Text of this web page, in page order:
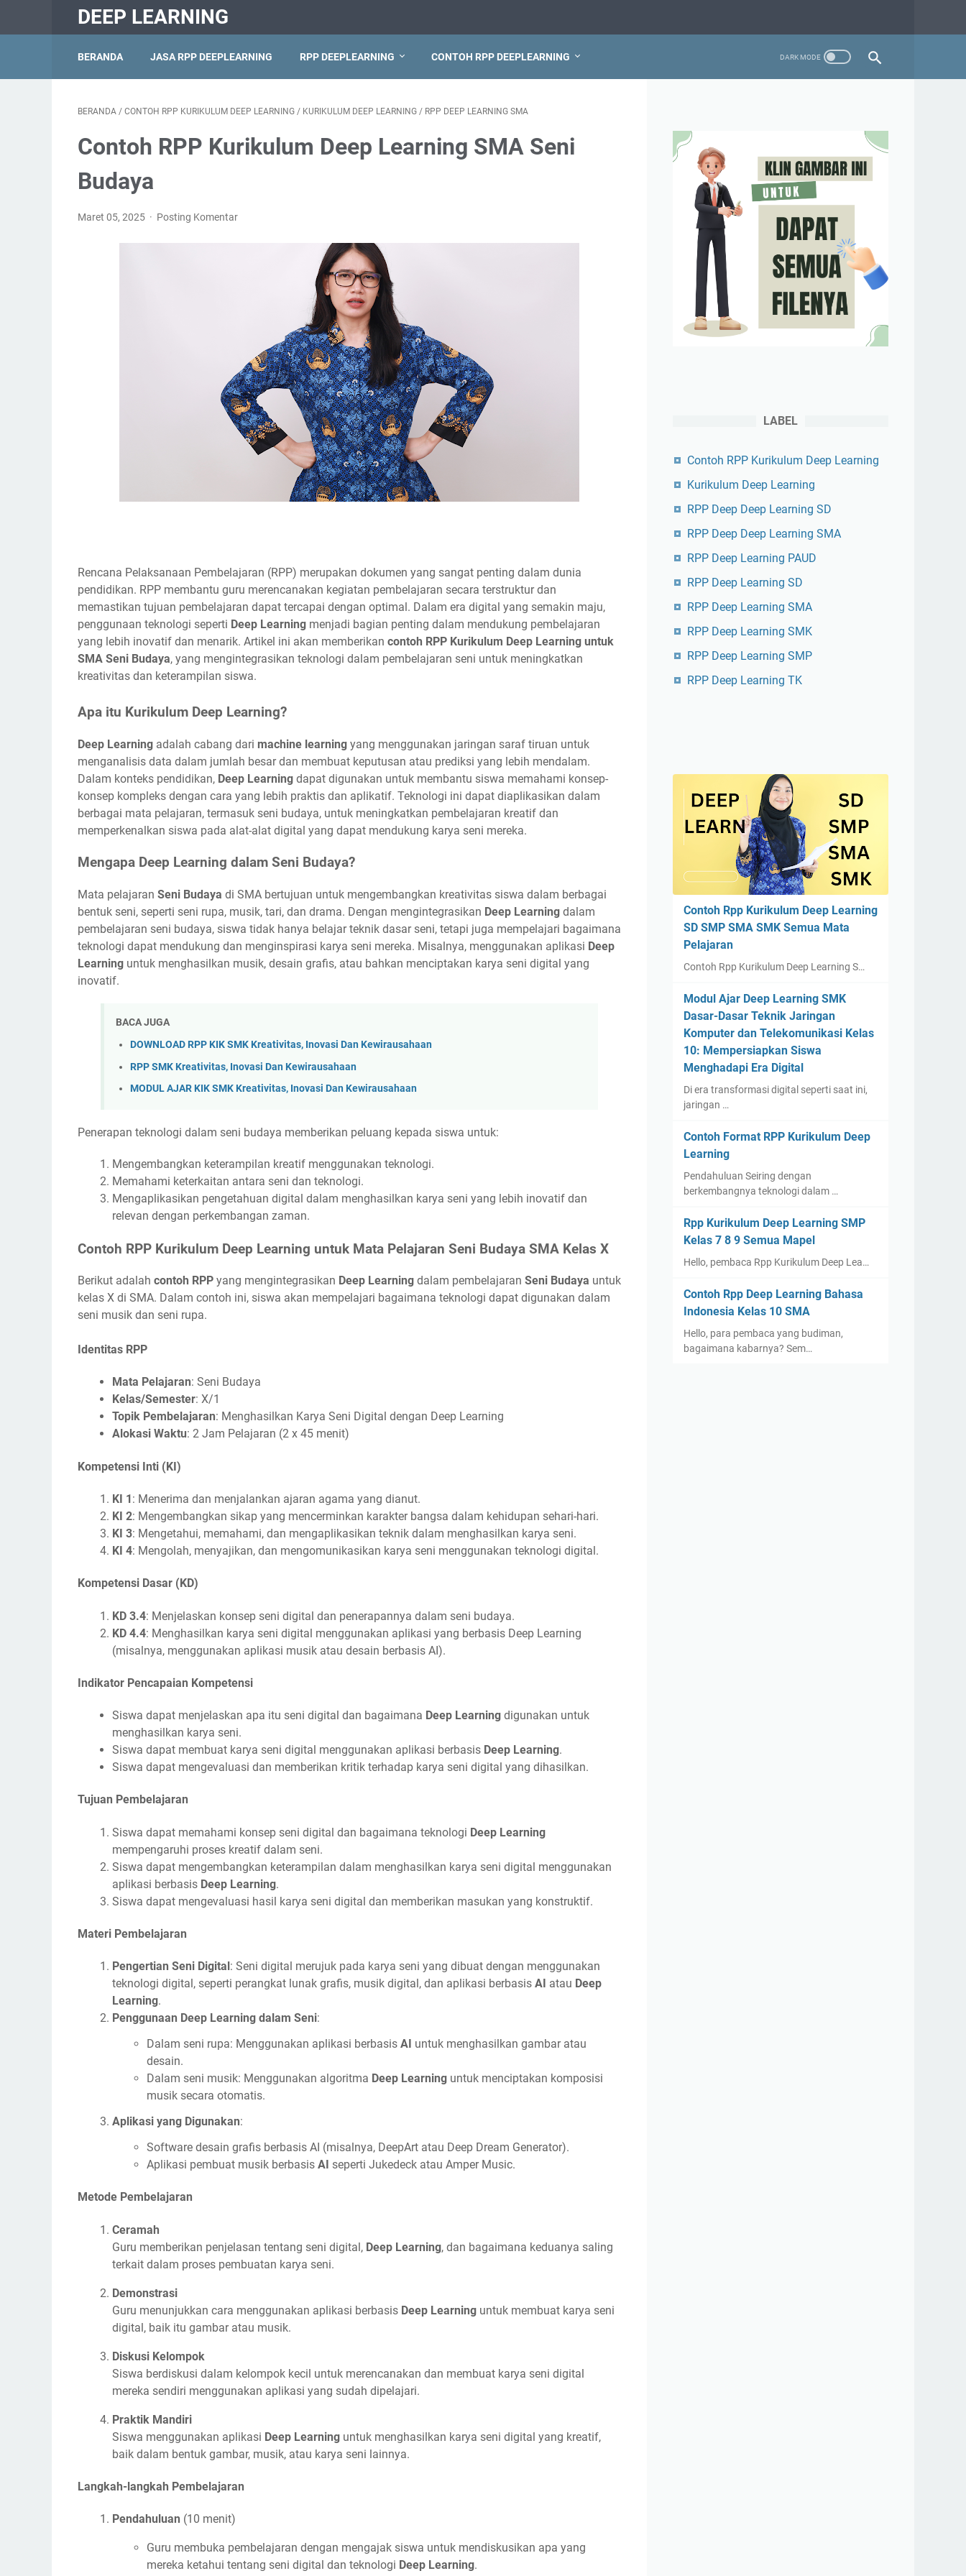
DEEP LEARNING
BERANDA JASA RPP DEEPLEARNING RPP DEEPLEARNING CONTOH RPP DEEPLEARNING
BERANDA / CONTOH RPP KURIKULUM DEEP LEARNING / KURIKULUM DEEP LEARNING / RPP DEEP LEARNING SMA
Contoh RPP Kurikulum Deep Learning SMA Seni
Budaya
Maret 05, 2025 Posting Komentar
Rencana Pelaksanaan Pembelajaran (RPP) merupakan dokumen yang sangat penting dalam dunia
pendidikan. RPP membantu guru merencanakan kegiatan pembelajaran secara terstruktur dan
memastikan tujuan pembelajaran dapat tercapai dengan optimal. Dalam era digital yang semakin maju,
penggunaan teknologi seperti Deep Learning menjadi bagian penting dalam mendukung pembelajaran
yang lebih inovatif dan menarik. Artikel ini akan memberikan contoh RPP Kurikulum Deep Learning untuk
SMA Seni Budaya, yang mengintegrasikan teknologi dalam pembelajaran seni untuk meningkatkan
kreativitas dan keterampilan siswa.
Apa itu Kurikulum Deep Learning?
Deep Learning adalah cabang dari machine learning yang menggunakan jaringan saraf tiruan untuk
menganalisis data dalam jumlah besar dan membuat keputusan atau prediksi yang lebih mendalam.
Dalam konteks pendidikan, Deep Learning dapat digunakan untuk membantu siswa memahami konsep-
konsep kompleks dengan cara yang lebih praktis dan aplikatif. Teknologi ini dapat diaplikasikan dalam
berbagai mata pelajaran, termasuk seni budaya, untuk meningkatkan pembelajaran kreatif dan
memperkenalkan siswa pada alat-alat digital yang dapat mendukung karya seni mereka.
Mengapa Deep Learning dalam Seni Budaya?
Mata pelajaran Seni Budaya di SMA bertujuan untuk mengembangkan kreativitas siswa dalam berbagai
bentuk seni, seperti seni rupa, musik, tari, dan drama. Dengan mengintegrasikan Deep Learning dalam
pembelajaran seni budaya, siswa tidak hanya belajar teknik dasar seni, tetapi juga mempelajari bagaimana
teknologi dapat mendukung dan menginspirasi karya seni mereka. Misalnya, menggunakan aplikasi Deep
Learning untuk menghasilkan musik, desain grafis, atau bahkan menciptakan karya seni digital yang
inovatif.
BACA JUGA
DOWNLOAD RPP KIK SMK Kreativitas, Inovasi Dan Kewirausahaan
RPP SMK Kreativitas, Inovasi Dan Kewirausahaan
MODUL AJAR KIK SMK Kreativitas, Inovasi Dan Kewirausahaan
Penerapan teknologi dalam seni budaya memberikan peluang kepada siswa untuk:
Mengembangkan keterampilan kreatif menggunakan teknologi.
Memahami keterkaitan antara seni dan teknologi.
Mengaplikasikan pengetahuan digital dalam menghasilkan karya seni yang lebih inovatif dan
relevan dengan perkembangan zaman.
Contoh RPP Kurikulum Deep Learning untuk Mata Pelajaran Seni Budaya SMA Kelas X
Berikut adalah contoh RPP yang mengintegrasikan Deep Learning dalam pembelajaran Seni Budaya untuk
kelas X di SMA. Dalam contoh ini, siswa akan mempelajari bagaimana teknologi dapat digunakan dalam
seni musik dan seni rupa.
Identitas RPP
Mata Pelajaran: Seni Budaya
Kelas/Semester: X/1
Topik Pembelajaran: Menghasilkan Karya Seni Digital dengan Deep Learning
Alokasi Waktu: 2 Jam Pelajaran (2 x 45 menit)
Kompetensi Inti (KI)
KI 1: Menerima dan menjalankan ajaran agama yang dianut.
KI 2: Mengembangkan sikap yang mencerminkan karakter bangsa dalam kehidupan sehari-hari.
KI 3: Mengetahui, memahami, dan mengaplikasikan teknik dalam menghasilkan karya seni.
KI 4: Mengolah, menyajikan, dan mengomunikasikan karya seni menggunakan teknologi digital.
Kompetensi Dasar (KD)
KD 3.4: Menjelaskan konsep seni digital dan penerapannya dalam seni budaya.
KD 4.4: Menghasilkan karya seni digital menggunakan aplikasi yang berbasis Deep Learning
(misalnya, menggunakan aplikasi musik atau desain berbasis AI).
Indikator Pencapaian Kompetensi
Siswa dapat menjelaskan apa itu seni digital dan bagaimana Deep Learning digunakan untuk
menghasilkan karya seni.
Siswa dapat membuat karya seni digital menggunakan aplikasi berbasis Deep Learning.
Siswa dapat mengevaluasi dan memberikan kritik terhadap karya seni digital yang dihasilkan.
Tujuan Pembelajaran
Siswa dapat memahami konsep seni digital dan bagaimana teknologi Deep Learning
mempengaruhi proses kreatif dalam seni.
Siswa dapat mengembangkan keterampilan dalam menghasilkan karya seni digital menggunakan
aplikasi berbasis Deep Learning.
Siswa dapat mengevaluasi hasil karya seni digital dan memberikan masukan yang konstruktif.
Materi Pembelajaran
Pengertian Seni Digital: Seni digital merujuk pada karya seni yang dibuat dengan menggunakan
teknologi digital, seperti perangkat lunak grafis, musik digital, dan aplikasi berbasis AI atau Deep
Learning.
Penggunaan Deep Learning dalam Seni:
Dalam seni rupa: Menggunakan aplikasi berbasis AI untuk menghasilkan gambar atau
desain.
Dalam seni musik: Menggunakan algoritma Deep Learning untuk menciptakan komposisi
musik secara otomatis.
Aplikasi yang Digunakan:
Software desain grafis berbasis AI (misalnya, DeepArt atau Deep Dream Generator).
Aplikasi pembuat musik berbasis AI seperti Jukedeck atau Amper Music.
Metode Pembelajaran
Ceramah
Guru memberikan penjelasan tentang seni digital, Deep Learning, dan bagaimana keduanya saling
terkait dalam proses pembuatan karya seni.
Demonstrasi
Guru menunjukkan cara menggunakan aplikasi berbasis Deep Learning untuk membuat karya seni
digital, baik itu gambar atau musik.
Diskusi Kelompok
Siswa berdiskusi dalam kelompok kecil untuk merencanakan dan membuat karya seni digital
mereka sendiri menggunakan aplikasi yang sudah dipelajari.
Praktik Mandiri
Siswa menggunakan aplikasi Deep Learning untuk menghasilkan karya seni digital yang kreatif,
baik dalam bentuk gambar, musik, atau karya seni lainnya.
Langkah-langkah Pembelajaran
Pendahuluan (10 menit)
Guru membuka pembelajaran dengan mengajak siswa untuk mendiskusikan apa yang
mereka ketahui tentang seni digital dan teknologi Deep Learning.
LABEL
Contoh RPP Kurikulum Deep Learning
Kurikulum Deep Learning
RPP Deep Deep Learning SD
RPP Deep Deep Learning SMA
RPP Deep Learning PAUD
RPP Deep Learning SD
RPP Deep Learning SMA
RPP Deep Learning SMK
RPP Deep Learning SMP
RPP Deep Learning TK
Contoh Rpp Kurikulum Deep Learning
SD SMP SMA SMK Semua Mata
Pelajaran
Contoh Rpp Kurikulum Deep Learning S…
Modul Ajar Deep Learning SMK
Dasar-Dasar Teknik Jaringan
Komputer dan Telekomunikasi Kelas
10: Mempersiapkan Siswa
Menghadapi Era Digital
Di era transformasi digital seperti saat ini,
jaringan …
Contoh Format RPP Kurikulum Deep
Learning
Pendahuluan Seiring dengan
berkembangnya teknologi dalam …
Rpp Kurikulum Deep Learning SMP
Kelas 7 8 9 Semua Mapel
Hello, pembaca Rpp Kurikulum Deep Lea…
Contoh Rpp Deep Learning Bahasa
Indonesia Kelas 10 SMA
Hello, para pembaca yang budiman,
bagaimana kabarnya? Sem…